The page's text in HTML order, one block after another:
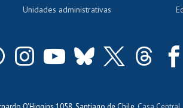
Unidades administrativas